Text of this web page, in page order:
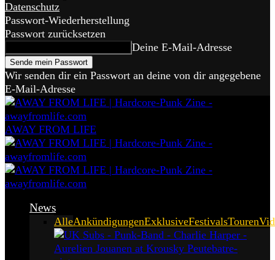
Datenschutz
Passwort-Wiederherstellung
Passwort zurücksetzen
Deine E-Mail-Adresse
Wir senden dir ein Passwort an deine von dir angegebene
E-Mail-Adresse
AWAY FROM LIFE
News
AlleAnkündigungenExklusiveFestivalsTouren